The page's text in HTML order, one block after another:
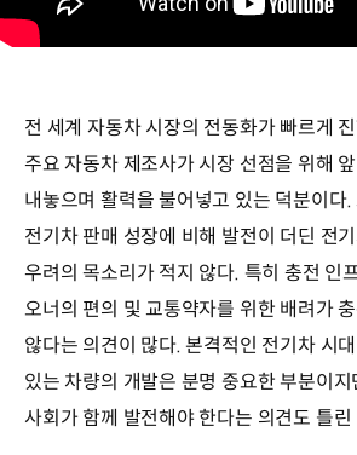
전 세계 자동차 시장의 전동화가 빠르게
주요 자동차 제조사가 시장 선점을 위해
내놓으며 활력을 불어넣고 있는 덕분이다
전기차 판매 성장에 비해 발전이 더딘 전
우려의 목소리가 적지 않다. 특히 충전 인
오너의 편의 및 교통약자를 위한 배려가
않다는 의견이 많다. 본격적인 전기차 시
있는 차량의 개발은 분명 중요한 부분이
사회가 함께 발전해야 한다는 의견도 틀